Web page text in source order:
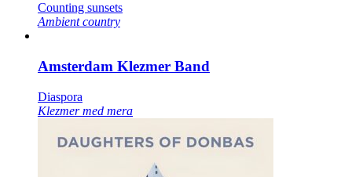
Counting sunsets
Ambient country
Amsterdam Klezmer Band
Diaspora
Klezmer med mera